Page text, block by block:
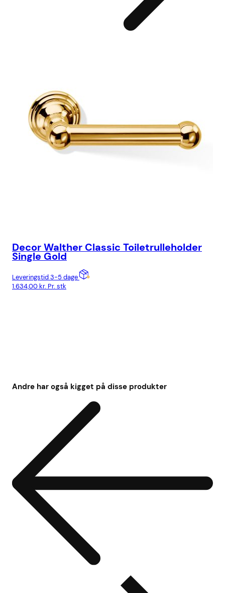
Decor Walther Classic Toiletrulleholder
Single Gold
Leveringstid 3-5 dage
1.634,00kr. Pr. stk
Andre har også kigget på disse produkter